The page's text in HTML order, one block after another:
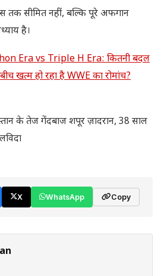
तक सीमित नहीं, बल्कि पूरे अफगान
है।
Era vs Triple H Era: कितनी बदल
खत्म हो रहा है WWE का रोमांच?
के तेज गेंदबाज शपूर ज़ादरान, 38 साल
X WhatsApp Copy